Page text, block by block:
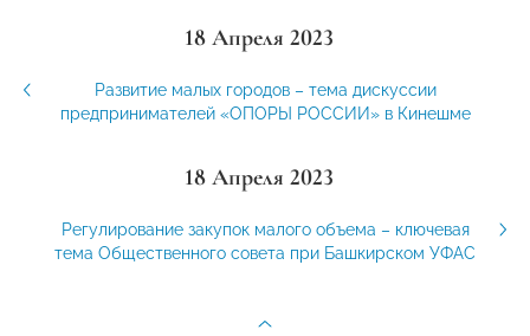
18 Апреля 2023
Развитие малых городов – тема дискуссии
предпринимателей «ОПОРЫ РОССИИ» в Кинешме
18 Апреля 2023
Регулирование закупок малого объема – ключевая
тема Общественного совета при Башкирском УФАС